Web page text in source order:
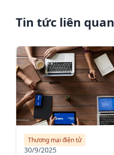
Tin tức liên quan
Thương mại điện tử
30/9/2025